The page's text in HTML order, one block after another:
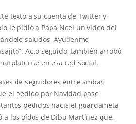
texto a su cuenta de Twitter y
le pidió a Papa Noel un video del
saludos. Ayúdenme
Acto seguido, también arrobó
en esa red social.
de seguidores entre ambas
el pedido por Navidad pase
pedidos hacía el guardameta,
a los oídos de Dibu Martínez que,